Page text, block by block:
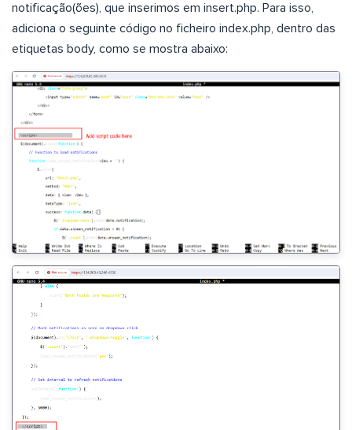
notificação(ões), que inserimos em insert.php. Para isso,
adiciona o seguinte código no ficheiro index.php, dentro das
etiquetas body, como se mostra abaixo: